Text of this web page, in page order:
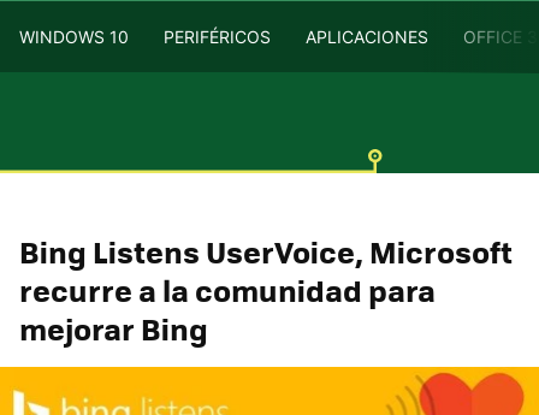
WINDOWS 10 PERIFÉRICOS APLICACIONES OFFICE
Bing Listens UserVoice, Microsoft
recurre a la comunidad para
mejorar Bing